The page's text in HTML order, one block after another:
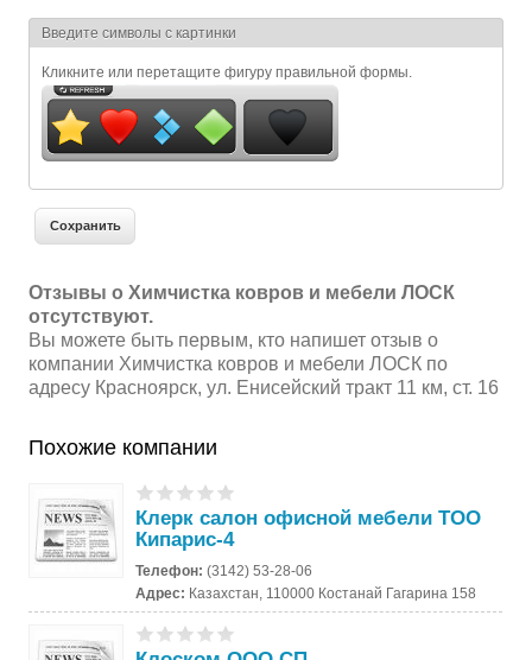
Я спамер
Введите символы с картинки
Кликните или перетащите фигуру правильной формы.
Отзывы о Химчистка ковров и мебели ЛОСК
отсутствуют.
Вы можете быть первым, кто напишет отзыв о
компании Химчистка ковров и мебели ЛОСК по
адресу Красноярск, ул. Енисейский тракт 11 км, ст. 16
Похожие компании
Клерк салон офисной мебели ТОО
Кипарис-4
Телефон:(3142) 53-28-06
Адрес: Казахстан, 110000 Костанай Гагарина 158